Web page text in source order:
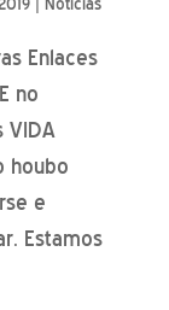
Enlaces
no
VIDA
houbo
e
Estamos